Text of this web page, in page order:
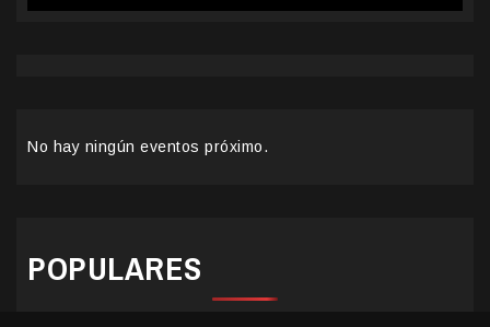
No hay ningún eventos próximo.
POPULARES